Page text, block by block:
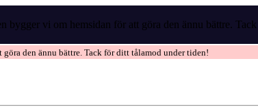
bygger vi om hemsidan för att göra den ännu bättre.
den ännu bättre. Tack för ditt tålamod under tiden!